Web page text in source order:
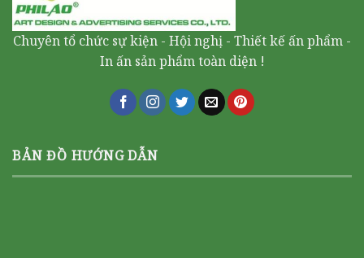
Chuyên tổ chức sự kiện - Hội nghị - Thiết kế ấn phẩm -
In ấn sản phẩm toàn diện !
BẢN ĐỒ HƯỚNG DẪN